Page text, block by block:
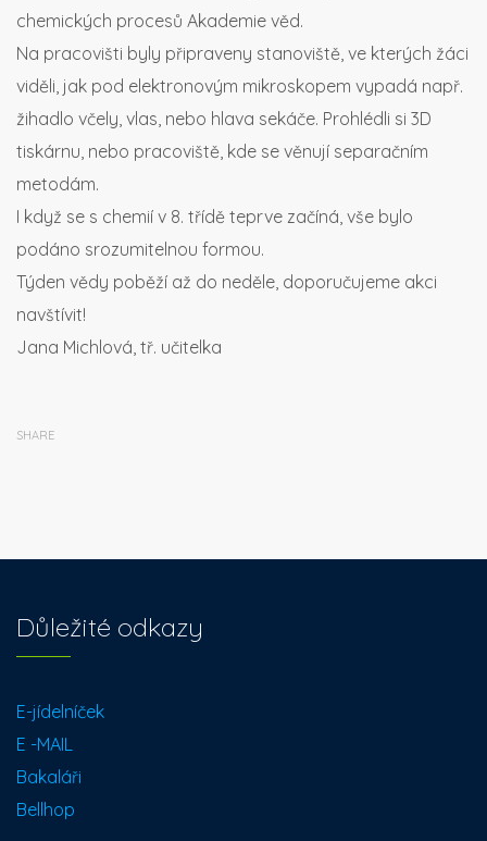
chemických procesů Akademie věd.
Na pracovišti byly připraveny stanoviště, ve kterých žáci
viděli, jak pod elektronovým mikroskopem vypadá např.
žihadlo včely, vlas, nebo hlava sekáče. Prohlédli si 3D
tiskárnu, nebo pracoviště, kde se věnují separačním
metodám.
I když se s chemií v 8. třídě teprve začíná, vše bylo
podáno srozumitelnou formou.
Týden vědy poběží až do neděle, doporučujeme akci
navštívit!
Jana Michlová, tř. učitelka
SHARE
Důležité odkazy
E-jídelníček
E -MAIL
Bakaláři
Bellhop